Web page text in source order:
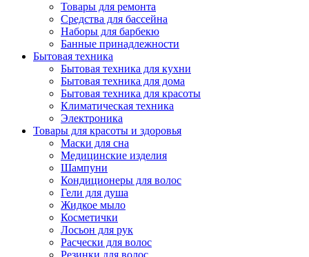
Товары для ремонта
Средства для бассейна
Наборы для барбекю
Банные принадлежности
Бытовая техника
Бытовая техника для кухни
Бытовая техника для дома
Бытовая техника для красоты
Климатическая техника
Электроника
Товары для красоты и здоровья
Маски для сна
Медицинские изделия
Шампуни
Кондиционеры для волос
Гели для душа
Жидкое мыло
Косметички
Лосьон для рук
Расчески для волос
Резинки для волос